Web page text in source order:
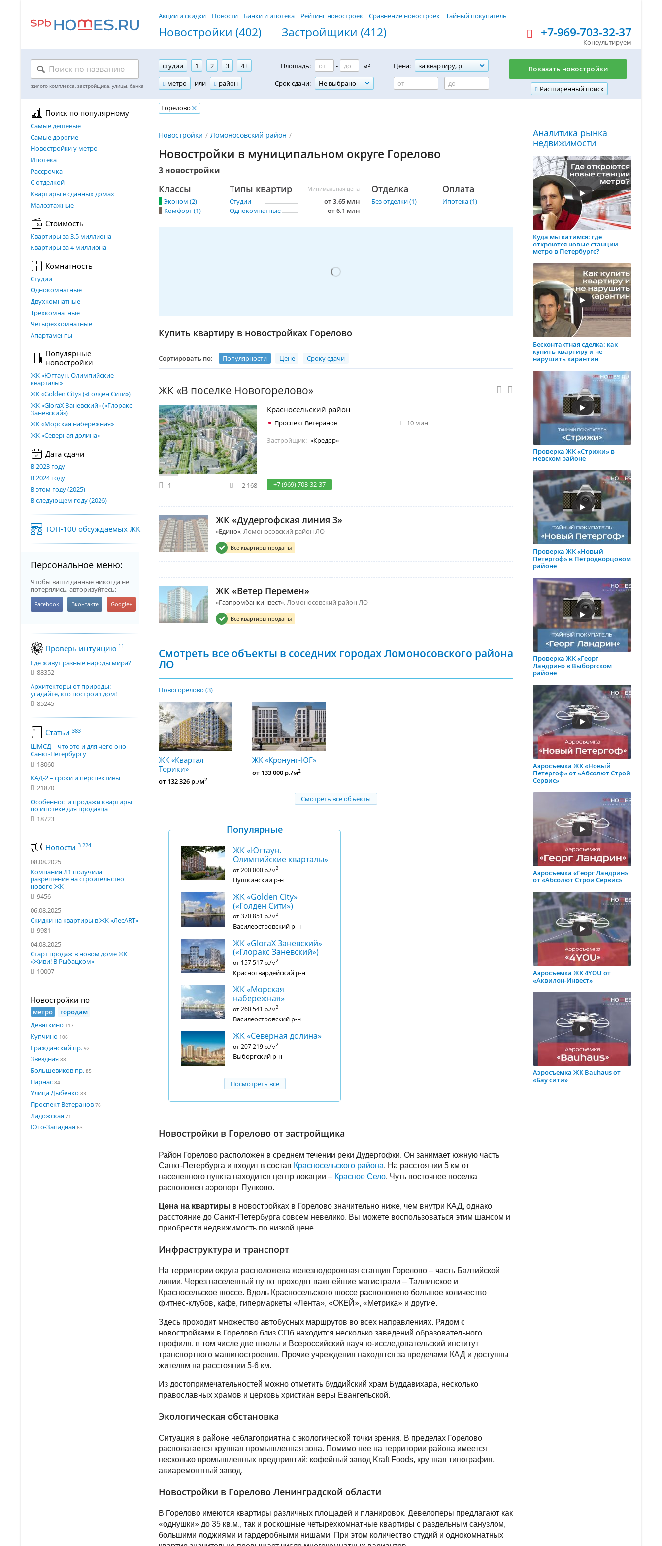
Акции и скидки Новости Банки и ипотека Рейтинг новостроек Сравнение новостроек Тайный покупатель
Новостройки (402) Застройщики (412) +7-969-703-32-37
Консультируем
студии 1 2 3
4+
метро
или район
Площадь: -
м²
Срок сдачи:
Не выбрано
Цена:
за квартиру, р.
-
Расширенный поиск
Показать новостройки
Поиск по популярному
Самые дешевые
Самые дорогие
Новостройки у метро
Ипотека
Рассрочка
С отделкой
Квартиры в сданных домах
Малоэтажные
Стоимость
Квартиры за 3.5 миллиона
Квартиры за 4 миллиона
Комнатность
Студии
Однокомнатные
Двухкомнатные
Трехкомнатные
Четырехкомнатные
Апартаменты
Популярные
новостройки
ЖК «Югтаун. Олимпийские
кварталы»
ЖК «Golden City» («Голден Сити»)
ЖК «GloraX Заневский»​ («Глоракс
Заневский»)
ЖК «Морская набережная»
ЖК «Северная долина»
Дата сдачи
В 2023 году
В 2024 году
В этом году (2025)
В следующем году (2026)
ТОП-100 обсуждаемых ЖК
Персональное меню:
Чтобы ваши данные никогда не
потерялись, авторизуйтесь:
Проверь интуицию 11
Где живут разные народы мира?
88352
Архитекторы от природы:
угадайте, кто построил дом!
85245
Статьи 383
ШМСД – что это и для чего оно
Санкт-Петербургу
18060
КАД-2 – сроки и перспективы
21870
Особенности продажи квартиры
по ипотеке для продавца
18723
Новости 3 224
08.08.2025
Компания Л1 получила
разрешение на строительство
нового ЖК
9456
06.08.2025
Скидки на квартиры в ЖК «ЛесART»
9981
04.08.2025
Старт продаж в новом доме ЖК
«Живи! В Рыбацком»
10007
Новостройки по
метро
городам
Девяткино 117
Купчино 106
Гражданский пр. 92
Звездная 88
Большевиков пр. 85
Парнас 84
Улица Дыбенко 83
Проспект Ветеранов 76
Ладожская 71
Юго-Западная 63
Горелово
Новостройки Ломоносовский район
Новостройки в муниципальном округе Горелово
3 новостройки
Классы
Эконом (2)
Комфорт (1)
Минимальная цена
Типы квартир
Студии
от 3.65 млн
Однокомнатные
от 6.1 млн
Отделка
Без отделки (1)
Оплата
Ипотека (1)
Купить квартиру в новостройках Горелово
Сортировать по: Популярности Цене Сроку сдачи
ЖК «В поселке Новогорелово»
2 168
1
Красносельский район
Проспект Ветеранов
10 мин
Застройщик: «Кредор»
+7 (969) 703-32-37
ЖК «Дудергофская линия 3»
«Едино» Ломоносовский район ЛО
Все квартиры проданы
ЖК «Ветер Перемен»
«Газпромбанкинвест» Ломоносовский район ЛО
Все квартиры проданы
Смотреть все объекты в соседних городах Ломоносовского района
ЛО
Новогорелово (3)
ЖК «Квартал
Торики»
от 132 326 р./м2
ЖК «Кронунг-ЮГ»
от 133 000 р./м2
Смотреть все объекты
Популярные
ЖК «Югтаун.
Олимпийские кварталы»
от 200 000 р./м2
Пушкинский р-н
ЖК «Golden City»
(«Голден Сити»)
от 370 851 р./м2
Василеостровский р-н
ЖК «GloraX Заневский»​
(«Глоракс Заневский»)
от 157 517 р./м2
Красногвардейский р-н
ЖК «Морская
набережная»
от 260 541 р./м2
Василеостровский р-н
ЖК «Северная долина»
от 207 219 р./м2
Выборгский р-н
Посмотреть все
Новостройки в Горелово от застройщика
Район Горелово расположен в среднем течении реки Дудергофки. Он занимает южную часть
Санкт-Петербурга и входит в состав Красносельского района. На расстоянии 5 км от
населенного пункта находится центр локации – Красное Село. Чуть восточнее поселка
расположен аэропорт Пулково.
Цена на квартиры в новостройках в Горелово значительно ниже, чем внутри КАД, однако
расстояние до Санкт-Петербурга совсем невелико. Вы можете воспользоваться этим шансом и
приобрести недвижимость по низкой цене.
Инфраструктура и транспорт
На территории округа расположена железнодорожная станция Горелово – часть Балтийской
линии. Через населенный пункт проходят важнейшие магистрали – Таллинское и
Красносельское шоссе. Вдоль Красносельского шоссе расположено большое количество
фитнес-клубов, кафе, гипермаркеты «Лента», «ОКЕЙ», «Метрика» и другие.
Здесь проходит множество автобусных маршрутов во всех направлениях. Рядом с
новостройками в Горелово близ СПб находится несколько заведений образовательного
профиля, в том числе две школы и Всероссийский научно-исследовательский институт
транспортного машиностроения. Прочие учреждения находятся за пределами КАД и доступны
жителям на расстоянии 5-6 км.
Из достопримечательностей можно отметить буддийский храм Буддавихара, несколько
православных храмов и церковь христиан веры Евангельской.
Экологическая обстановка
Ситуация в районе неблагоприятна с экологической точки зрения. В пределах Горелово
располагается крупная промышленная зона. Помимо нее на территории района имеется
несколько промышленных предприятий: кофейный завод Kraft Foods, крупная типография,
авиаремонтный завод.
Новостройки в Горелово Ленинградской области
В Горелово имеются квартиры различных площадей и планировок. Девелоперы предлагают как
«однушки» до 35 кв.м., так и роскошные четырехкомнатные квартиры с раздельным санузлом,
большими лоджиями и гардеробными нишами. При этом количество студий и однокомнатных
Аналитика рынка
недвижимости
Куда мы катимся: где
откроются новые станции
метро в Петербурге?
Бесконтактная сделка: как
купить квартиру и не
нарушить карантин
Проверка ЖК «Стрижи» в
Невском районе
Проверка ЖК «Новый
Петергоф» в Петродворцовом
районе
Проверка ЖК «Георг
Ландрин» в Выборгском
районе
Аэросъемка ЖК «Новый
Петергоф» от «Абсолют Строй
Сервис»
Аэросъемка «Георг Ландрин»
от «Абсолют Строй Сервис»
Аэросъемка ЖК 4YOU от
«Аквилон-Инвест»
Аэросъемка ЖК Bauhaus от
«Бау сити»